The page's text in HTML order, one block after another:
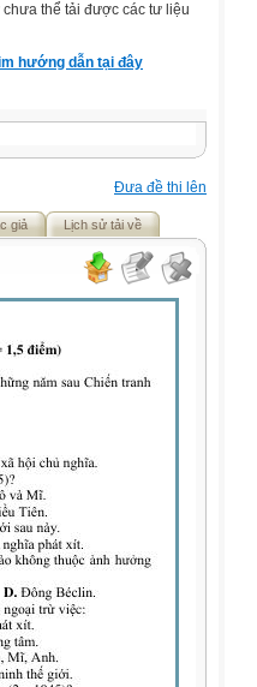
thể tải được các tư liệu
hướng dẫn tại đây
Đưa đề thi lên
giả Lịch sử tải về